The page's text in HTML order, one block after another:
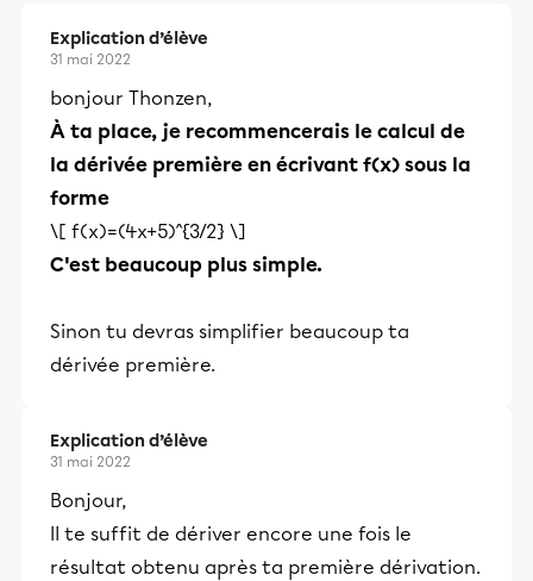
Explication d’élève
31 mai 2022
bonjour Thonzen,
À ta place, je recommencerais le calcul de
la dérivée première en écrivant f(x) sous la
forme
\[ f(x)=(4x+5)^{3/2} \]
C'est beaucoup plus simple.
Sinon tu devras simplifier beaucoup ta
dérivée première.
Explication d’élève
31 mai 2022
Bonjour,
Il te suffit de dériver encore une fois le
résultat obtenu après ta première dérivation.